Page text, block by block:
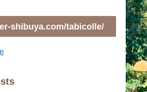
shibuya.com/tabicolle/